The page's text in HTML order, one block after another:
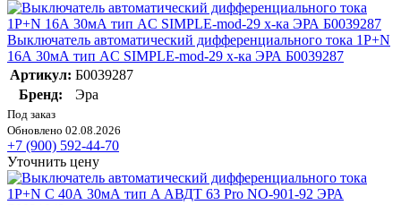
Выключатель автоматический дифференциального тока 1P+N
16А 30мА тип AC SIMPLE-mod-29 х-ка ЭРА Б0039287
Артикул: Б0039287
Бренд:
Эра
Под заказ
Обновлено 02.08.2026
+7 (900) 592-44-70
Уточнить цену